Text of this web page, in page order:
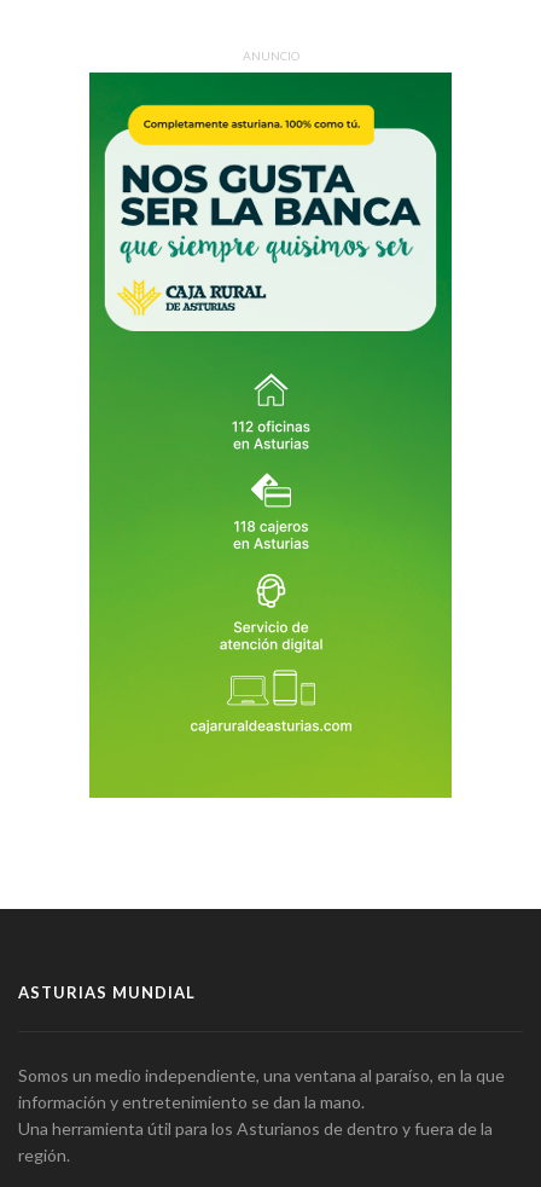
ANUNCIO
ASTURIAS MUNDIAL
Somos un medio independiente, una ventana al paraíso, en la que
información y entretenimiento se dan la mano.
Una herramienta útil para los Asturianos de dentro y fuera de la
región.